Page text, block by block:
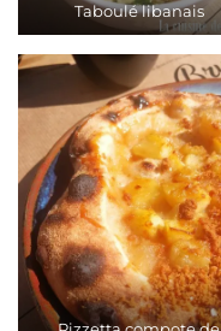
Taboulé libanais